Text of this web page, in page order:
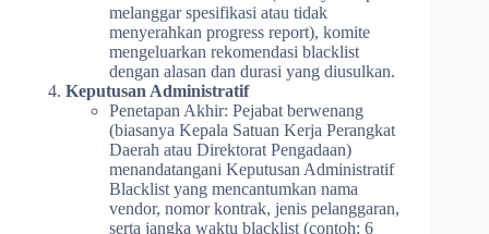
melanggar spesifikasi atau tidak
menyerahkan progress report), komite
mengeluarkan rekomendasi blacklist
dengan alasan dan durasi yang diusulkan.
Keputusan Administratif
Penetapan Akhir: Pejabat berwenang
(biasanya Kepala Satuan Kerja Perangkat
Daerah atau Direktorat Pengadaan)
menandatangani Keputusan Administratif
Blacklist yang mencantumkan nama
vendor, nomor kontrak, jenis pelanggaran,
serta jangka waktu blacklist (contoh: 6